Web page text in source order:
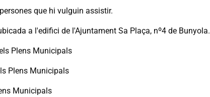
que hi vulguin assistir.
a l'edifici de l'Ajuntament Sa Plaça, nº4 de Bunyola.
Plens Municipals
Plens Municipals
Municipals